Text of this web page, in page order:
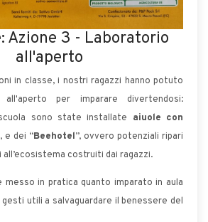
Azione 3 - Laboratorio
all'aperto
in classe, i nostri ragazzi hanno potuto
per imparare divertendosi:
sono state installate aiuole con
, e dei “Beehotel”, ovvero potenziali ripari
costruiti dai ragazzi.
messo in pratica quanto imparato in aula
utili a salvaguardare il benessere del